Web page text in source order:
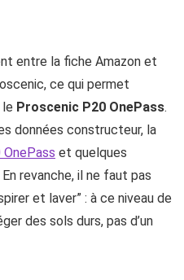
entre la fiche Amazon et
ce qui permet
Proscenic P20 OnePass.
données constructeur, la
et quelques
revanche, il ne faut pas
et laver” : à ce niveau de
des sols durs, pas d’un